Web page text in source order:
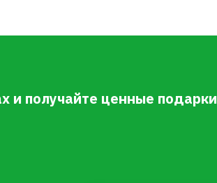
и получайте ценные подарки